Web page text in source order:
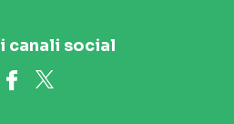
canali social